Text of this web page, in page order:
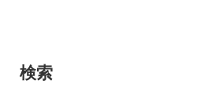
検索